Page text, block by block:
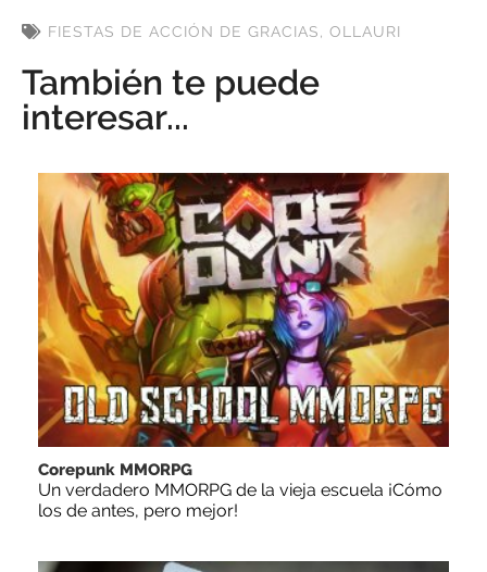
FIESTAS DE ACCIÓN DE GRACIAS, OLLAURI
También te puede
interesar...
Corepunk MMORPG
Un verdadero MMORPG de la vieja escuela ¡Cómo
los de antes, pero mejor!